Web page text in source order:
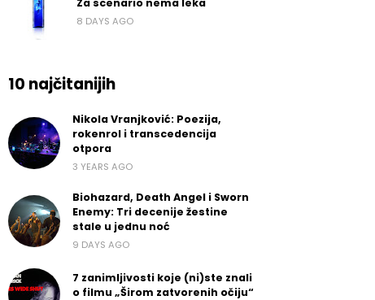
Za scenario nema leka
8 DAYS AGO
10 najčitanijih
Nikola Vranjković: Poezija,
rokenrol i transcedencija
otpora
3 YEARS AGO
Biohazard, Death Angel i Sworn
Enemy: Tri decenije žestine
stale u jednu noć
9 DAYS AGO
7 zanimljivosti koje (ni)ste znali
o filmu „Širom zatvorenih očiju“